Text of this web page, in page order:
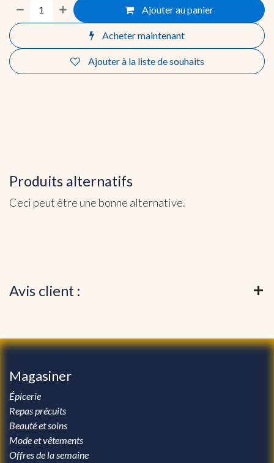
Ajouter au panier
Acheter maintenant
Ajouter à la liste de souhaits
Produits alternatifs
Ceci peut être une bonne alternative.
Avis client :
Magasiner
Épicerie
Repas précuits
Beauté et soins
Mode et vêtements
Offres de la semaine